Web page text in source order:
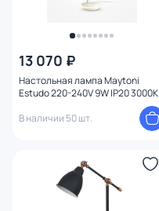
13 070 ₽
Настольная лампа Maytoni
Estudo 220-240V 9W IP20 3000K
В наличии 50 шт.